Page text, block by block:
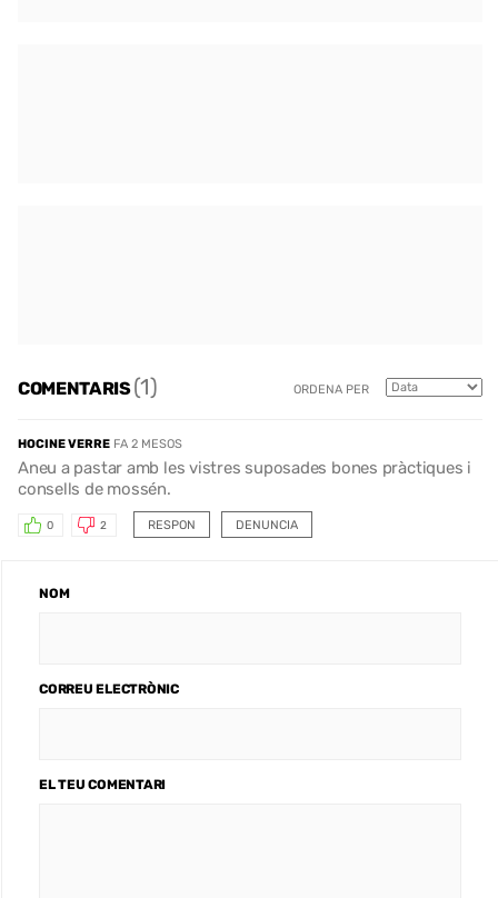
COMENTARIS(1) ORDENA PER
HOCINE VERRE FA 2 MESOS
Aneu a pastar amb les vistres suposades bones pràctiques i
consells de mossén.
RESPON
0 2 DENUNCIA
NOM
CORREU ELECTRÒNIC
EL TEU COMENTARI